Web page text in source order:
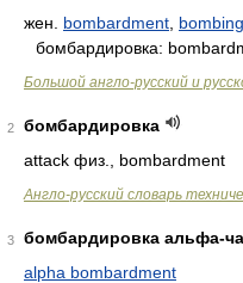
жен. bombardment bombing
бомбардировка:
Большой англо-русский и
2
бомбардировка
attack физ., bombardment
Англо-русский словарь
3
бомбардировка альфа-
alpha bombardment